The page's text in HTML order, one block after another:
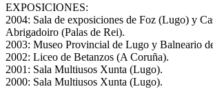
EXPOSICIONES:
2004: Sala de exposiciones de Foz (Lugo) y
Abrigadoiro (Palas de Rei).
2003: Museo Provincial de Lugo y Balneario
2002: Liceo de Betanzos (A Coruña).
2001: Sala Multiusos Xunta (Lugo).
2000: Sala Multiusos Xunta (Lugo).